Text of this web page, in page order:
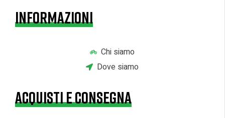
INFORMAZIONI
Chi siamo
Dove siamo
ACQUISTI E CONSEGNA